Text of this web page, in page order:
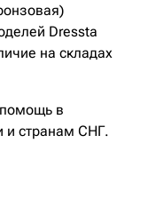
Dressta
на складах
в
и странам СНГ.